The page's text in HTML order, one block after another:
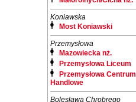
Koniawska
Most Koniawski
Przemysłowa
Mazowiecka nż.
Przemysłowa Liceum
Przemysłowa Centrum
Handlowe
Bolesława Chrobrego